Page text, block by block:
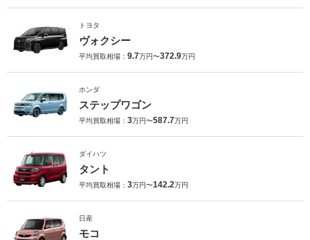
トヨタ
ヴォクシー
平均買取相場： 9.7万円〜372.9万円
ホンダ
ステップワゴン
平均買取相場： 3万円〜587.7万円
ダイハツ
タント
平均買取相場： 3万円〜142.2万円
日産
モコ